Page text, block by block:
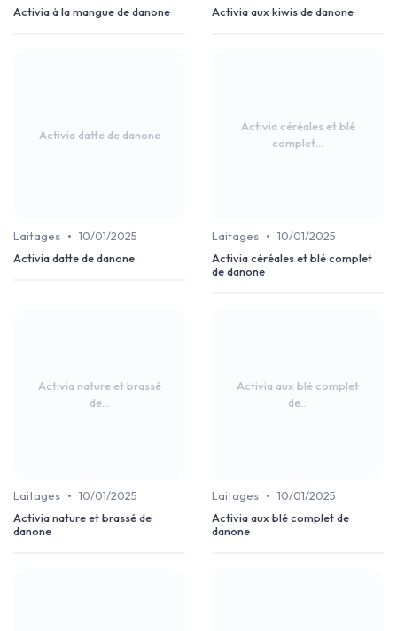
Activia à la mangue de danone
Activia aux kiwis de danone
Activia datte de danone
Laitages • 10/01/2025
Activia datte de danone
Activia céréales et blé
complet...
Laitages • 10/01/2025
Activia céréales et blé complet
de danone
Activia nature et brassé
de...
Laitages • 10/01/2025
Activia nature et brassé de
danone
Activia aux blé complet
de...
Laitages • 10/01/2025
Activia aux blé complet de
danone